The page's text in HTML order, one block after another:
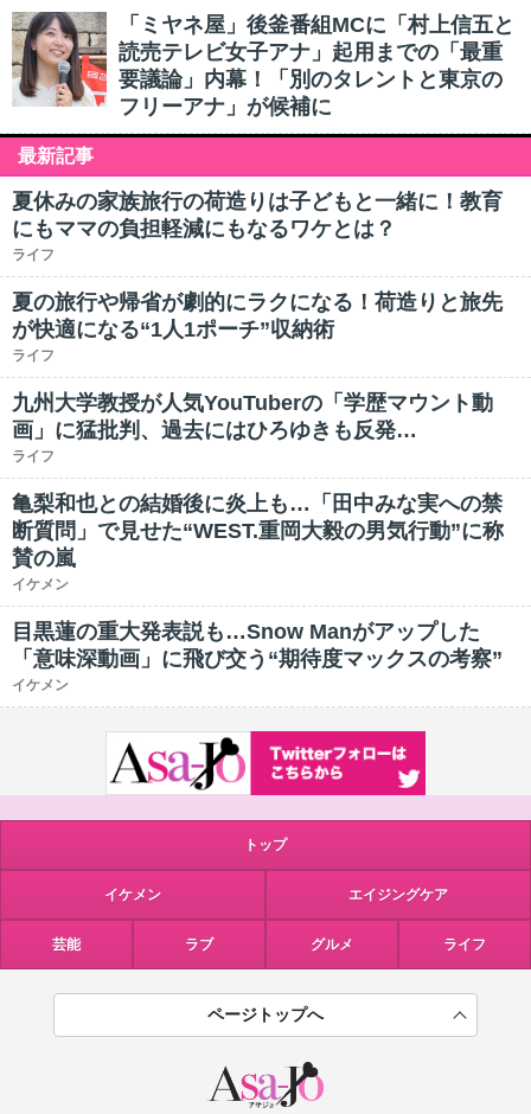
「ミヤネ屋」後釜番組MCに「村上信五と
読売テレビ女子アナ」起用までの「最重
要議論」内幕！「別のタレントと東京の
フリーアナ」が候補に
最新記事
夏休みの家族旅行の荷造りは子どもと一緒に！教育
にもママの負担軽減にもなるワケとは？
ライフ
夏の旅行や帰省が劇的にラクになる！荷造りと旅先
が快適になる“1人1ポーチ”収納術
ライフ
九州大学教授が人気YouTuberの「学歴マウント動
画」に猛批判、過去にはひろゆきも反発…
ライフ
亀梨和也との結婚後に炎上も…「田中みな実への禁
断質問」で見せた“WEST.重岡大毅の男気行動”に称
賛の嵐
イケメン
目黒蓮の重大発表説も…Snow Manがアップした
「意味深動画」に飛び交う“期待度マックスの考察”
イケメン
トップ
イケメン エイジングケア
芸能 ラブ グルメ ライフ
ページトップへ